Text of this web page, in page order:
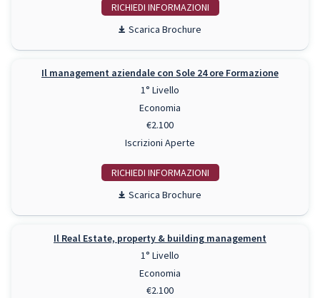
RICHIEDI INFO
Scarica Brochure
Il management aziendale con Sole 24 ore Formazione
1° Livello
Economia
€2.100
Iscrizioni Aperte
RICHIEDI INFO
Scarica Brochure
Il Real Estate, property & building management
1° Livello
Economia
€2.100